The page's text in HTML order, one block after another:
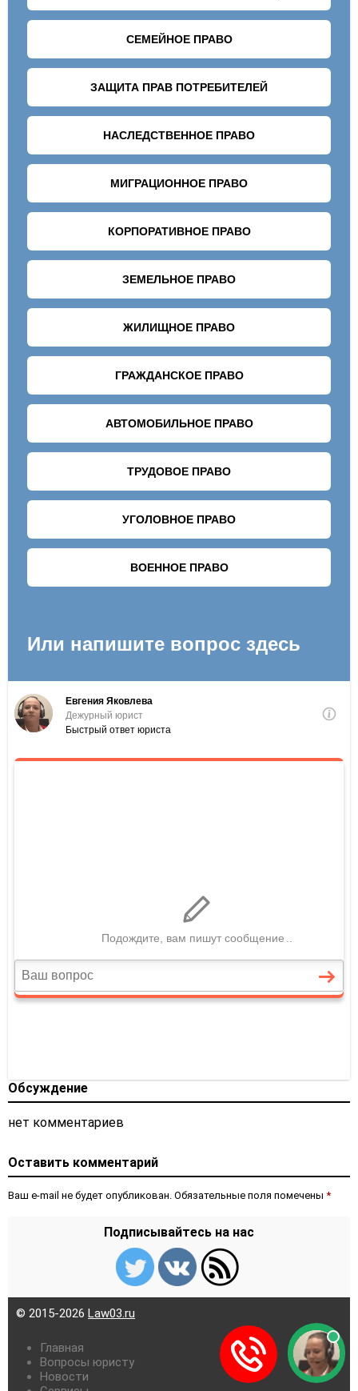
Обсуждение
нет комментариев
Оставить комментарий
Ваш e-mail не будет опубликован. Обязательные поля помечены *
Подписывайтесь на нас
© 2015-2026 Law03.ru
Главная
Вопросы юристу
Новости